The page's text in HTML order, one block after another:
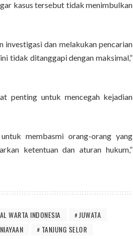
kasus tersebut tidak menimbulkan
investigasi dan melakukan pencarian
tidak ditanggapi dengan maksimal,”
penting untuk mencegah kejadian
membasmi orang-orang yang
ketentuan dan aturan hukum,”
WARTA INDONESIA
JUWATA
TANJUNG SELOR